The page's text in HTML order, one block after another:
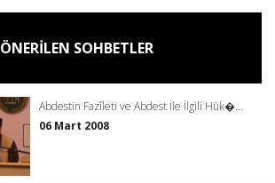
ÖNERİLEN SOHBETLER
Abdestin Fazîleti ve Abdest İle İlgili Hük�...
06 Mart 2008